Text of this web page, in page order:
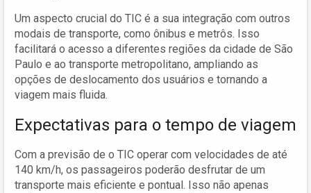
Um aspecto crucial do TIC é a sua integração com outros
modais de transporte, como ônibus e metrôs. Isso
facilitará o acesso a diferentes regiões da cidade de São
Paulo e ao transporte metropolitano, ampliando as
opções de deslocamento dos usuários e tornando a
viagem mais fluida.
Expectativas para o tempo de viagem
Com a previsão de o TIC operar com velocidades de até
140 km/h, os passageiros poderão desfrutar de um
transporte mais eficiente e pontual. Isso não apenas